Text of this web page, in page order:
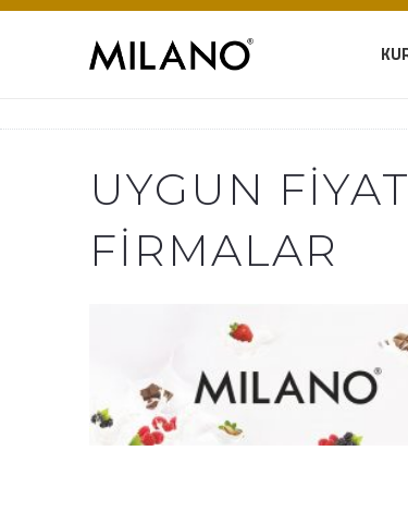
UYGUN
FIRMALAR